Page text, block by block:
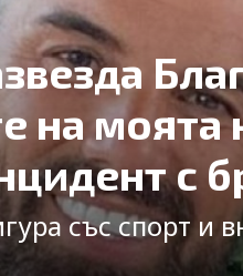
на
с
със спорт и